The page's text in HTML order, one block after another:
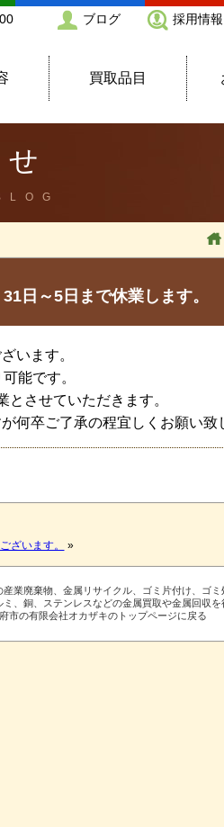
ブログ 採用情報
買取品目
日～5日まで休業します。
います。
能です。
させていただきます。
何卒ご了承の程宜しくお願い致
ざいます。 »
業廃棄物、金属リサイクル、ゴミ片付け、ゴミ
ミ、銅、ステンレスなどの金属買取や金属回収を
市の有限会社オカザキのトップページに戻る